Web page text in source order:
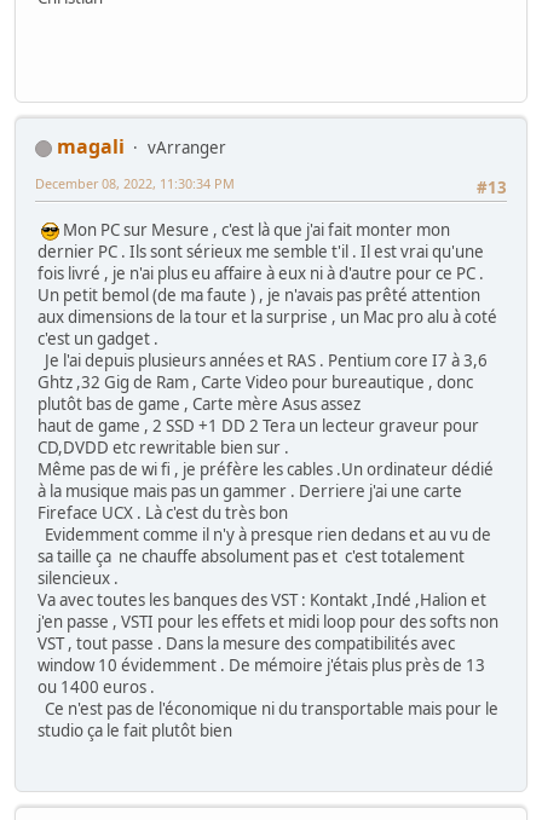
magali
vArranger
#13
December 08, 2022, 11:30:34 PM
Mon PC sur Mesure , c'est là que j'ai fait monter mon
dernier PC . Ils sont sérieux me semble t'il . Il est vrai qu'une
fois livré , je n'ai plus eu affaire à eux ni à d'autre pour ce PC .
Un petit bemol (de ma faute ) , je n'avais pas prêté attention
aux dimensions de la tour et la surprise , un Mac pro alu à coté
c'est un gadget .
Je l'ai depuis plusieurs années et RAS . Pentium core I7 à 3,6
Ghtz ,32 Gig de Ram , Carte Video pour bureautique , donc
plutôt bas de game , Carte mère Asus assez
haut de game , 2 SSD +1 DD 2 Tera un lecteur graveur pour
CD,DVDD etc rewritable bien sur .
Même pas de wi fi , je préfère les cables .Un ordinateur dédié
à la musique mais pas un gammer . Derriere j'ai une carte
Fireface UCX . Là c'est du très bon
Evidemment comme il n'y à presque rien dedans et au vu de
sa taille ça ne chauffe absolument pas et c'est totalement
silencieux .
Va avec toutes les banques des VST : Kontakt ,Indé ,Halion et
j'en passe , VSTI pour les effets et midi loop pour des softs non
VST , tout passe . Dans la mesure des compatibilités avec
window 10 évidemment . De mémoire j'étais plus près de 13
ou 1400 euros .
Ce n'est pas de l'économique ni du transportable mais pour le
studio ça le fait plutôt bien